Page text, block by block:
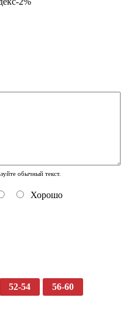
обычный текст.
Хорошо
52-54 56-60